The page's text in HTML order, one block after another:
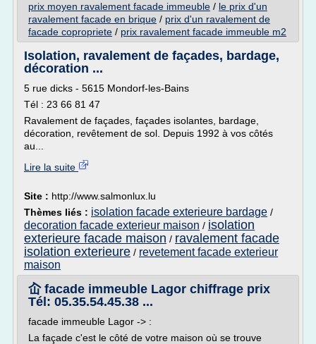
prix moyen ravalement facade immeuble / le prix d'un
ravalement facade en brique / prix d'un ravalement de
facade copropriete / prix ravalement facade immeuble m2
Isolation, ravalement de façades, bardage,
décoration ...
5 rue dicks - 5615 Mondorf-les-Bains
Tél : 23 66 81 47
Ravalement de façades, façades isolantes, bardage,
décoration, revêtement de sol. Depuis 1992 à vos côtés
au...
Lire la suite
Site : http://www.salmonlux.lu
Thèmes liés : isolation facade exterieure bardage /
decoration facade exterieur maison / isolation
exterieure facade maison / ravalement facade
isolation exterieure / revetement facade exterieur
maison
屳 facade immeuble Lagor chiffrage prix
Tél: 05.35.54.45.38 ...
facade immeuble Lagor -> :
La façade c'est le côté de votre maison où se trouve